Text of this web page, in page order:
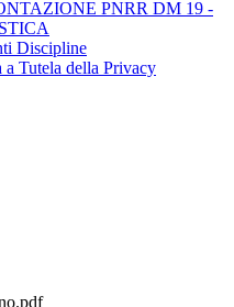
PNRR DM 19 -
Discipline
a Tutela della Privacy